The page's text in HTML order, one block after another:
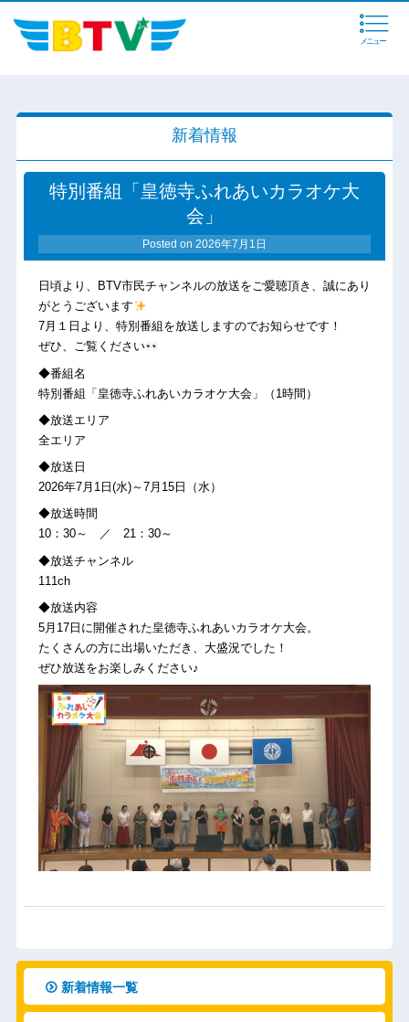
メニュー
新着情報
特別番組「皇徳寺ふれあいカラオケ大
会」
Posted on 2026年7月1日
日頃より、BTV市民チャンネルの放送をご愛聴頂き、誠にあり
がとうございます
7月１日より、特別番組を放送しますのでお知らせです！
ぜひ、ご覧ください
◆番組名
特別番組「皇徳寺ふれあいカラオケ大会」（1時間）
◆放送エリア
全エリア
◆放送日
2026年7月1日(水)～7月15日（水）
◆放送時間
10：30～ ／ 21：30～
◆放送チャンネル
111ch
◆放送内容
5月17日に開催された皇徳寺ふれあいカラオケ大会。
たくさんの方に出場いただき、大盛況でした！
ぜひ放送をお楽しみください♪
新着情報一覧